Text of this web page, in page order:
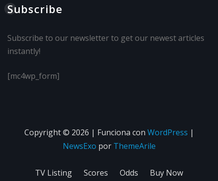
Subscribe
Subscribe to our newsletter to get our newest articles
instantly!
[mc4wp_form]
Copyright © 2026 | Funciona con WordPress |
NewsExo por ThemeArile
TV Listing Scores Odds Buy Now